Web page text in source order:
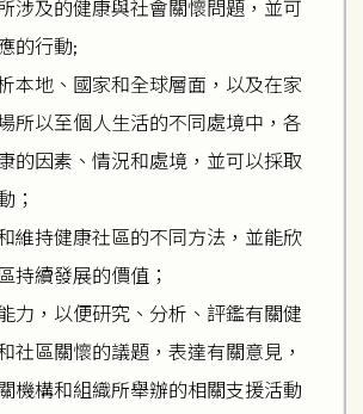
涉及的健康與社會關懷問題，並可
的行動;
本地、國家和全球層面，以及在家
所以至個人生活的不同處境中，各
的因素、情況和處境，並可以採取
；
維持健康社區的不同方法，並能欣
持續發展的價值；
力，以便研究、分析、評鑑有關健
社區關懷的議題，表達有關意見，
機構和組織所舉辦的相關支援活動